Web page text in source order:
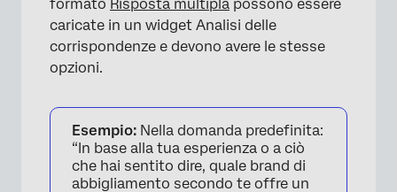
formato Risposta multipla possono essere
caricate in un widget Analisi delle
corrispondenze e devono avere le stesse
opzioni.
Esempio: Nella domanda predefinita:
“In base alla tua esperienza o a ciò
che hai sentito dire, quale brand di
abbigliamento secondo te offre un